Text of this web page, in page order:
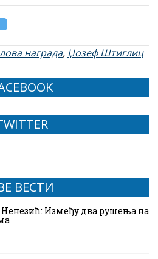
награда, Џозеф Штиглиц
ВЕСТИ
Између два рушења на